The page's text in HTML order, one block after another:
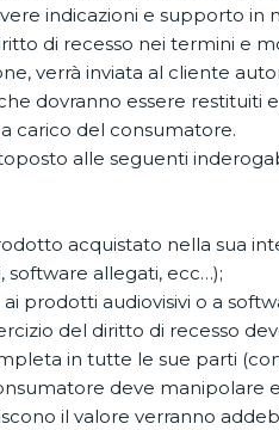
indicazioni e supporto
di recesso nei termini e
verrà inviata al cliente
dovranno essere restituiti
carico del consumatore.
alle seguenti
acquistato nella sua
software allegati, ecc…);
prodotti audiovisivi o a
del diritto di recesso
in tutte le sue parti
deve
il valore verranno